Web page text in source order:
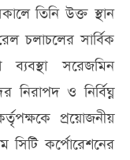
তিনি উক্ত স্থান
চলাচলের সার্বিক
ব্যবস্থা সরেজমিন
নিরাপদ ও নির্বিঘ্ন
প্রয়োজনীয়
সিটি কর্পোরেশনের